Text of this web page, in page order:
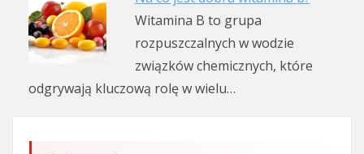
Witamina B to grupa
rozpuszczalnych w wodzie
związków chemicznych, które
odgrywają kluczową rolę w wielu…